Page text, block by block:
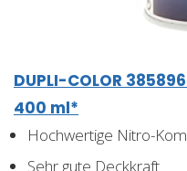
DUPLI-COLOR
400 ml*
Hochwertige Nitro-
Sehr gute Deckkraft